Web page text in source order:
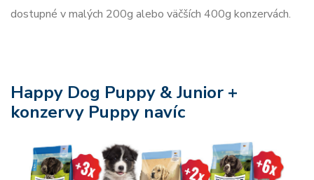
dostupné v malých 200g alebo väčších 400g konzervách.
Happy Dog Puppy & Junior +
konzervy Puppy navíc